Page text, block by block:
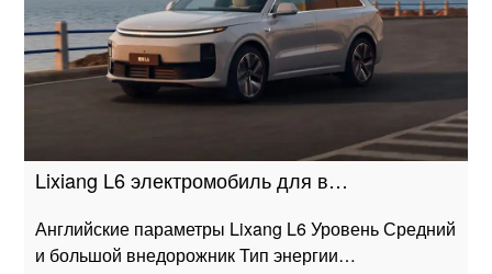
Lixiang L6 электромобиль для в…
Английские параметры Lixang L6 Уровень Средний
и большой внедорожник Тип энергии…